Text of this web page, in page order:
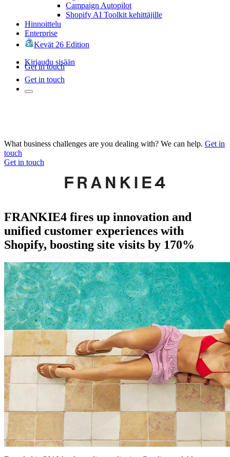
Campaign Autopilot
Shopify AI Toolkit kehittäjille
Hinnoittelu
Enterprise
Kevät 26 Edition
Kirjaudu sisään
Get in touch
Get in touch
What business challenges are you dealing with? We can help. Get in
touch
Get in touch
FRANKIE4 fires up innovation and
unified customer experiences with
Shopify, boosting site visits by 170%